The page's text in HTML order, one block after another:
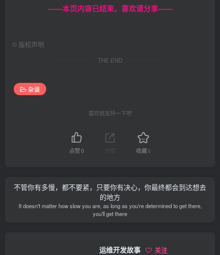
------本页内容已结束，喜欢请分享------
© 版权声明
THE END
杂谈
喜欢就支持一下吧
点赞0 分享 收藏0
不管你有多慢，都不要紧，只要你有决心，你最终都会到达想去
的地方
It doesn't matter how slow you are, as long as you're determined to get there,
you'll get there
运维开发故事 关注